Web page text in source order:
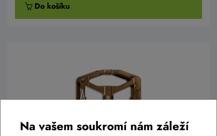
Do košíku
Na vašem soukromí nám záleží